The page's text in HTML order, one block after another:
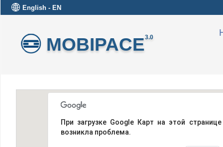
English - EN
MOBIPACE3.0
При загрузке Google Карт на этой странице
возникла проблема.